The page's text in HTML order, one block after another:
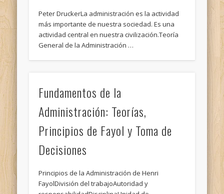
Peter DruckerLa administración es la actividad
más importante de nuestra sociedad. Es una
actividad central en nuestra civilización.Teoría
General de la Administración …
Fundamentos de la
Administración: Teorías,
Principios de Fayol y Toma de
Decisiones
Principios de la Administración de Henri
FayolDivisión del trabajoAutoridad y